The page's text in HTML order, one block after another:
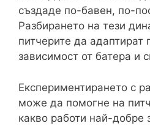
създаде по-бавен, по-
Разбирането на тези
питчерите да адаптират
зависимост от батера и
Експериментирането с
може да помогне на
какво работи най-добре